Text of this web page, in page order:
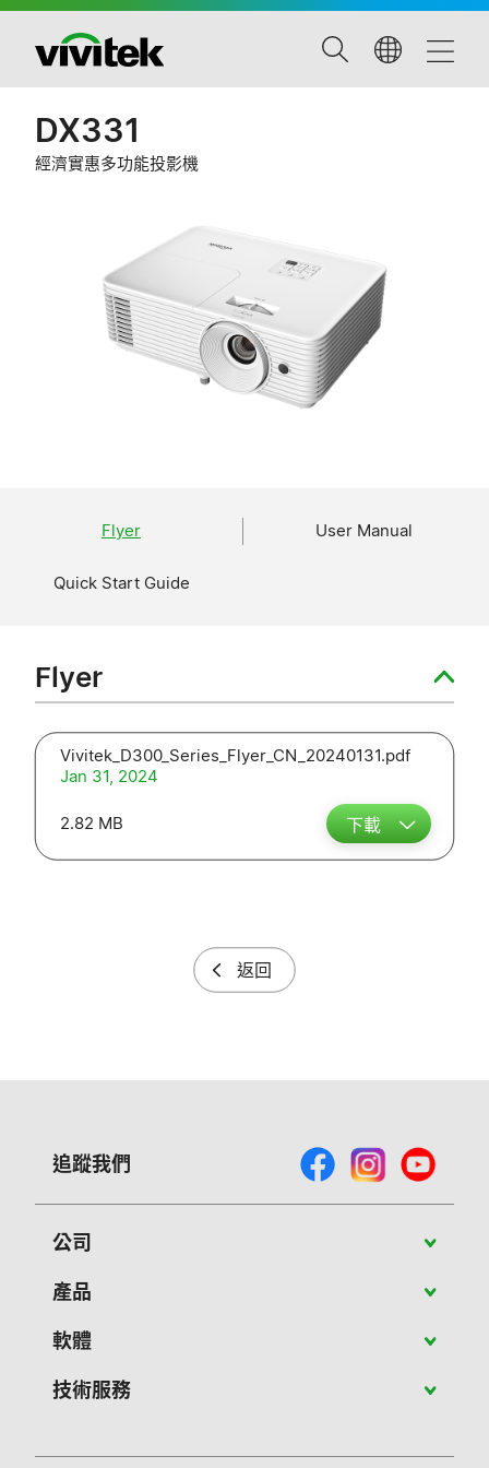
DX331
經濟實惠多功能投影機
Flyer User Manual
Quick Start Guide
Flyer
Vivitek_D300_Series_Flyer_CN_20240131.pdf
Jan 31, 2024
2.82 MB 下載
返回
追蹤我們
公司
關於Vivitek
聯絡我們
產品
攜帶型投影機
大型展演投影機
軟體
PJ-Control 軟體
技術服務